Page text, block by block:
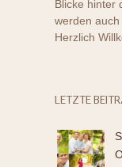
Blicke hinter
werden
Herzlich
LETZTE